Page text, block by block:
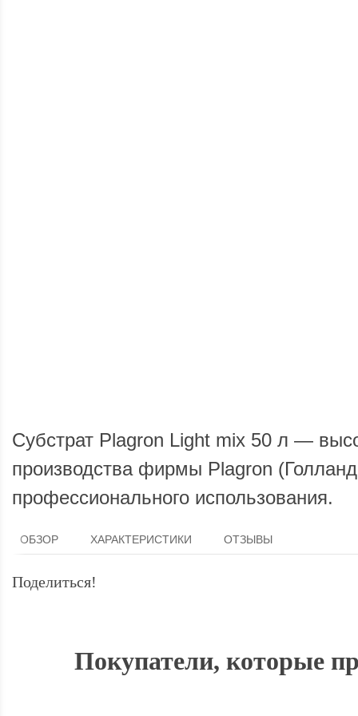
Субстрат Plagron Light mix 50 л —
производства фирмы Plagron
профессионального использования.
ОБЗОР ХАРАКТЕРИСТИКИ ОТЗЫВЫ
Поделиться!
Покупатели, которые